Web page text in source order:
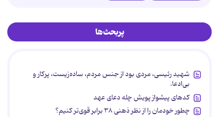
پربحث‌ها
شهید رئیسی، مردی بود از جنس مردم، ساده‌زیست، پرکار و
بی‌ادعا.
کدهای پیشواز پویش چله دعای عهد
چطور خودمان را از نظر ذهنی ۳۸ برابر قوی‌تر کنیم؟